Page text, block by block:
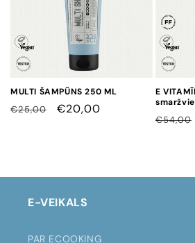
MULTI ŠAMPŪNS 250 ML
CENA
€25,00
CENA
€20,00
E
CENA
€54,00
E-VEIKALS
PAR ECOOKING